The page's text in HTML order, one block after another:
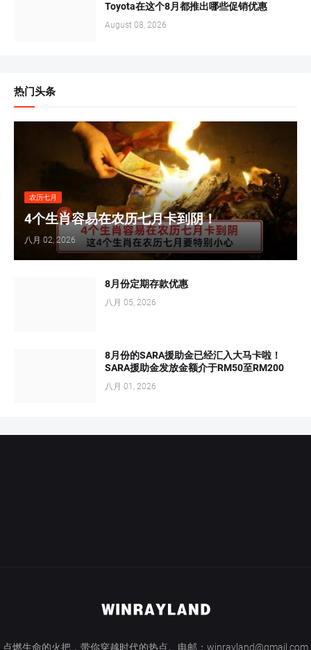
Toyota在这个8月都推出哪些促销优惠
August 08, 2026
热门头条
农历七月
4个生肖容易在农历七月卡到阴！
八月 02, 2026
8月份定期存款优惠
八月 05, 2026
8月份的SARA援助金已经汇入大马卡啦！
SARA援助金发放金额介于RM50至RM200
八月 01, 2026
点燃生命的火把，带你穿越时代的热点。电邮：winrayland@gmail.com